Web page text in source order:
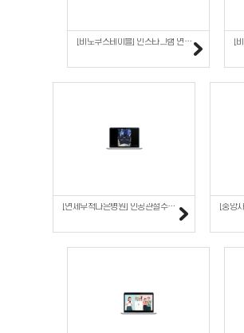
[비노쿠스테이블] 인스타그램 연말 다이닝
[연세무척나은병원] 인공관절수술의 조건